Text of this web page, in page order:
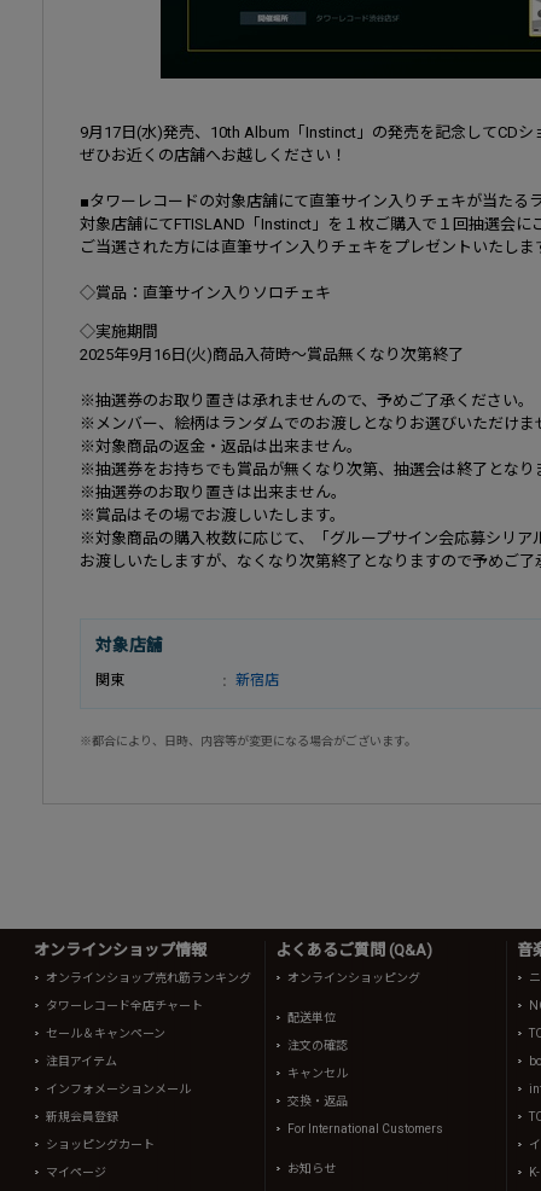
9月17日(水)発売、10th Album「Instinct」の発売を記念してCD
ぜひお近くの店舗へお越しください！
■タワーレコードの対象店舗にて直筆サイン入りチェキが当たる
対象店舗にてFTISLAND「Instinct」を１枚ご購入で１回抽選会に
ご当選された方には直筆サイン入りチェキをプレゼントいたしま
◇賞品：直筆サイン入りソロチェキ
◇実施期間
2025年9月16日(火)商品入荷時〜賞品無くなり次第終了
※抽選券のお取り置きは承れませんので、予めご了承ください。
※メンバー、絵柄はランダムでのお渡しとなりお選びいただけま
※対象商品の返金・返品は出来ません。
※抽選券をお持ちでも賞品が無くなり次第、抽選会は終了とな
※抽選券のお取り置きは出来ません。
※賞品はその場でお渡しいたします。
※対象商品の購入枚数に応じて、「グループサイン会応募シリ
お渡しいたしますが、なくなり次第終了となりますので予めご了
対象店舗
関東 新宿店
※都合により、日時、内容等が変更になる場合がございます。
オンラインショップ情報
オンラインショップ売れ筋ランキング
タワーレコード全店チャート
セール＆キャンペーン
注目アイテム
インフォメーションメール
新規会員登録
ショッピングカート
マイページ
よくあるご質問 (Q&A)
オンラインショッピング
配送単位
注文の確認
キャンセル
交換・返品
For International Customers
お知らせ
音